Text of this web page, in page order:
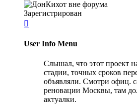
Зарегистрирован

User Info Menu
Слышал, что этот проект
стадии, точных сроков
объявляли. Смотри офиц.
реновации Москвы, там
актуалки.